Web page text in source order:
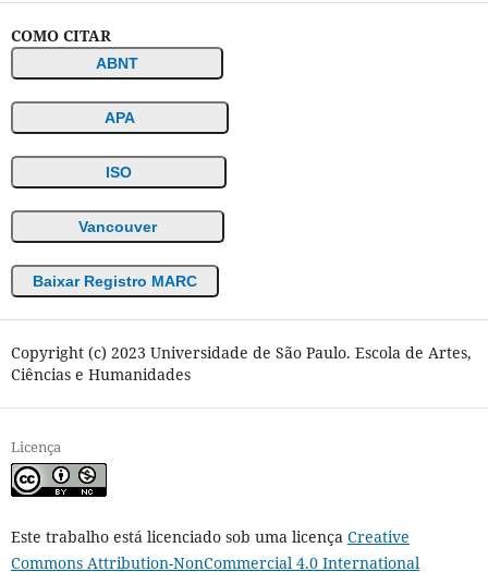
COMO CITAR
ABNT
APA
ISO
Vancouver
Baixar Registro MARC
Copyright (c) 2023 Universidade de São Paulo. Escola de Artes,
Ciências e Humanidades
Licença
Este trabalho está licenciado sob uma licença Creative
Commons Attribution-NonCommercial 4.0 International